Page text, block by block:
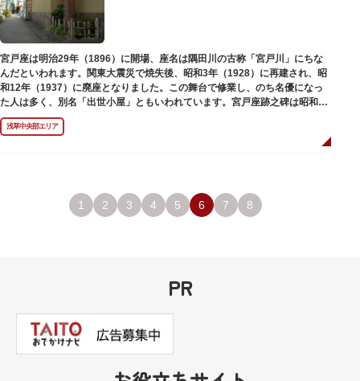
宮戸座は明治29年（1896）に開場、座名は隅田川の古称「宮戸川」にちな
んだといわれます。関東大震災で焼失後、昭和3年（1928）に再建され、昭
和12年（1937）に廃座となりました。この舞台で修業し、のち名優になっ
た人は多く、別名「出世小屋」ともいわれています。宮戸座跡之碑は昭和53
年（1978）に建てられました。
浅草中央部エリア
1 2 3 4 5 6 7 8
PR